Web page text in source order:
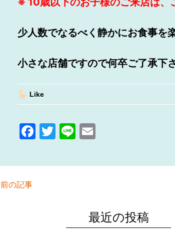
少人数でなるべく静かにお食事を
小さな店舗ですので何卒ご了承下さ
Like
F
c
T
itt
Li
e ai
前の記事
最近の投稿